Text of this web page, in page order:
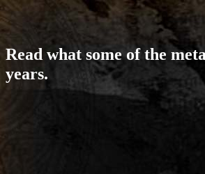
Read what some of the
years.